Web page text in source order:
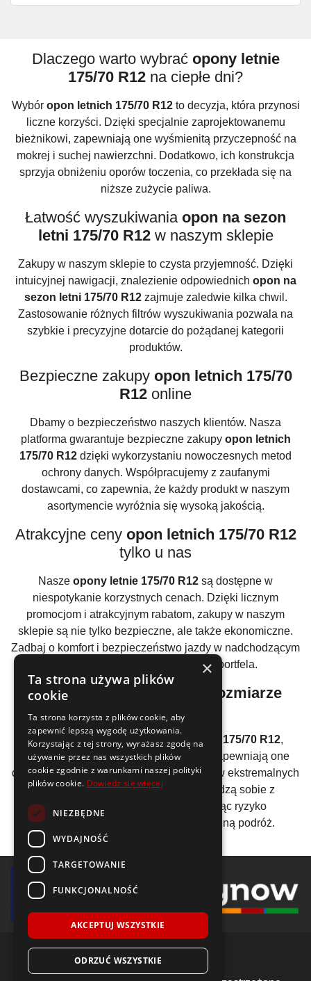
Dlaczego warto wybrać opony letnie
175/70 R12 na ciepłe dni?
Wybór opon letnich 175/70 R12to decyzja, która przynosi
liczne korzyści. Dzięki specjalnie zaprojektowanemu
bieżnikowi, zapewniają one wyśmienitą przyczepność na
mokrej i suchej nawierzchni. Dodatkowo, ich konstrukcja
sprzyja obniżeniu oporów toczenia, co przekłada się na
niższe zużycie paliwa.
Łatwość wyszukiwania opon na sezon
letni 175/70 R12w naszym sklepie
Zakupy w naszym sklepie to czysta przyjemność. Dzięki
intuicyjnej nawigacji, znalezienie odpowiednich opon na
sezon letni 175/70 R12zajmuje zaledwie kilka chwil.
Zastosowanie różnych filtrów wyszukiwania pozwala na
szybkie i precyzyjne dotarcie do pożądanej kategorii
produktów.
Bezpieczne zakupy opon letnich 175/70
R12 online
Dbamy o bezpieczeństwo naszych klientów. Nasza
platforma gwarantuje bezpieczne zakupy opon letnich
175/70 R12 dzięki wykorzystaniu nowoczesnych metod
ochrony danych. Współpracujemy z zaufanymi
dostawcami, co zapewnia, że każdy produkt w naszym
asortymencie wyróżnia się wysoką jakością.
Atrakcyjne ceny opon letnich 175/70 R12
tylko u nas
Nasze opony letnie 175/70 R12 są dostępne w
niespotykanie korzystnych cenach. Dzięki licznym
promocjom i atrakcyjnym rabatom, zakupy w naszym
sklepie są nie tylko bezpieczne, ale także ekonomiczne.
Zadbaj o komfort i bezpieczeństwo jazdy w nadchodzącym
sezonie bez obciążania swojego portfela.
Zalety stosowania
opon w rozmiarze
letnim 175/70 R12
Wybierając opony w rozmiarze letnim 175/70 R12,
stawiasz na niezawodność i trwałość. Zapewniają one
doskonałą kontrolę nad pojazdem, nawet w ekstremalnych
warunkach drogowych. Doskonale radzą sobie z
odprowadzaniem wody, minimalizując ryzyko
aquaplaningu i zapewniając bezpieczną podróż.
×
Ta strona używa plików
cookie
Ta strona korzysta z plików cookie, aby
zapewnić lepszą wygodę użytkowania.
Korzystając z tej strony, wyrażasz zgodę na
używanie przez nas wszystkich plików
cookie zgodnie z warunkami naszej polityki
plików cookie. Dowiedz się więcej
NIEZBĘDNE
WYDAJNOŚĆ
TARGETOWANIE
FUNKCJONALNOŚĆ
AKCEPTUJ WSZYSTKIE
ODRZUĆ WSZYSTKIE